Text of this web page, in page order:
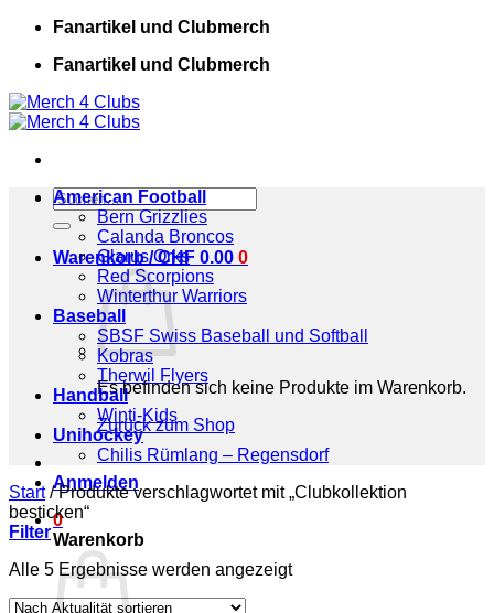
Zum
springen
Fanartikel und Clubmerch
Fanartikel und Clubmerch
Suchen
nach:
Warenkorb /CHF 0.00 0
Es befinden sich keine Produkte im Warenkorb.
Zurück zum Shop
Anmelden
0
Warenkorb
American Football
Bern Grizzlies
Calanda Broncos
Glarus Orks
Red Scorpions
Winterthur Warriors
Baseball
SBSF Swiss Baseball und Softball
Kobras
Therwil Flyers
Handball
Winti-Kids
Unihockey
Chilis Rümlang – Regensdorf
Start /Produkte verschlagwortet mit „Clubkollektion
besticken“
Filter
Alle 5 Ergebnisse werden angezeigtNach